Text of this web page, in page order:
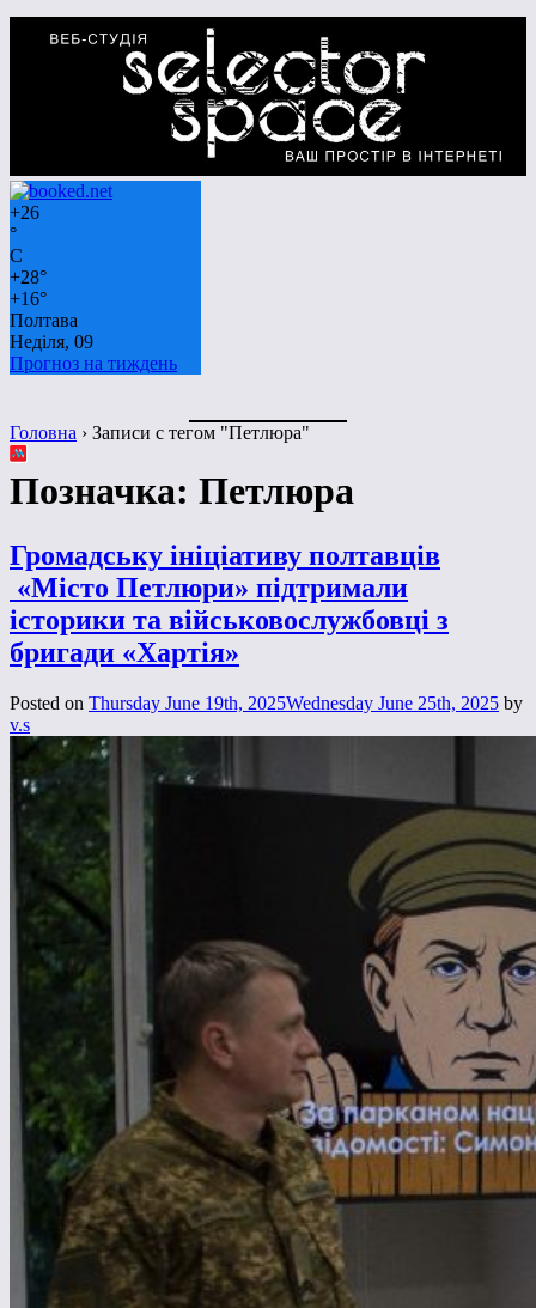
+26
°
C
+28°
+16°
Полтава
Неділя, 09
Прогноз на тиждень
Головна › Записи с тегом "Петлюра"
Позначка: Петлюра
Громадську ініціативу полтавців
«Місто Петлюри» підтримали
історики та військовослужбовці з
бригади «Хартія»
Posted on Thursday June 19th, 2025Wednesday June 25th, 2025 by
v.s